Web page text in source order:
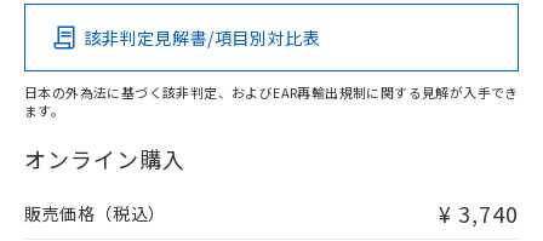
O
在庫等で未対応品が混在する可能性があります。
問い合わせください。
該非判定見解書/項目別対比表
日本の外為法に基づく該非判定、およびEAR再輸出規制に関する見解が入手でき
ます。
オンライン購入
販売価格（税込） ¥ 3,740